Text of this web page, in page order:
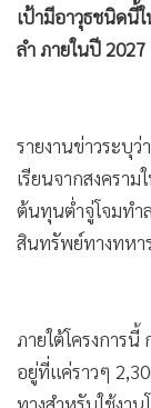
• เศรษฐกิจ-ธุรกิจ
• จีน
• Motoring
• เกม
• วิทยาศาสตร์
• SMEs
อินโดจีน
กองทุนรวม
• Celeb Online
เป้ามีอาวุธชนิดนี้
ลำ ภายในปี 2027
ต้นทุนต่ำจู่โจมทำ
สินทรัพย์ทางทหา